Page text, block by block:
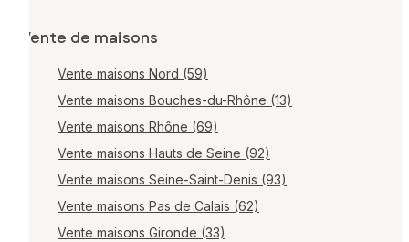
Vente de maisons
Vente maisons Nord (59)
Vente maisons Bouches-du-Rhône (13)
Vente maisons Rhône (69)
Vente maisons Hauts de Seine (92)
Vente maisons Seine-Saint-Denis (93)
Vente maisons Pas de Calais (62)
Vente maisons Gironde (33)